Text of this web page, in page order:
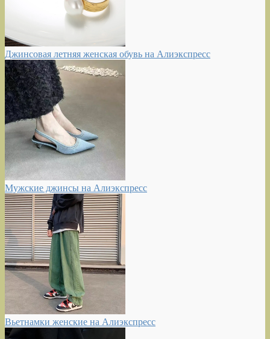
Джинсовая летняя женская обувь на Алиэкспресс
Мужские джинсы на Алиэкспресс
Вьетнамки женские на Алиэкспресс